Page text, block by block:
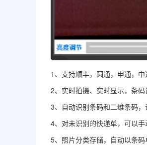
1、支持顺丰，圆通，申通，
2、实时拍摄、实时显示，条码
3、自动识别条码和二维条码
4、对未识别的快递单，可以
5、照片分类存储，自动以条